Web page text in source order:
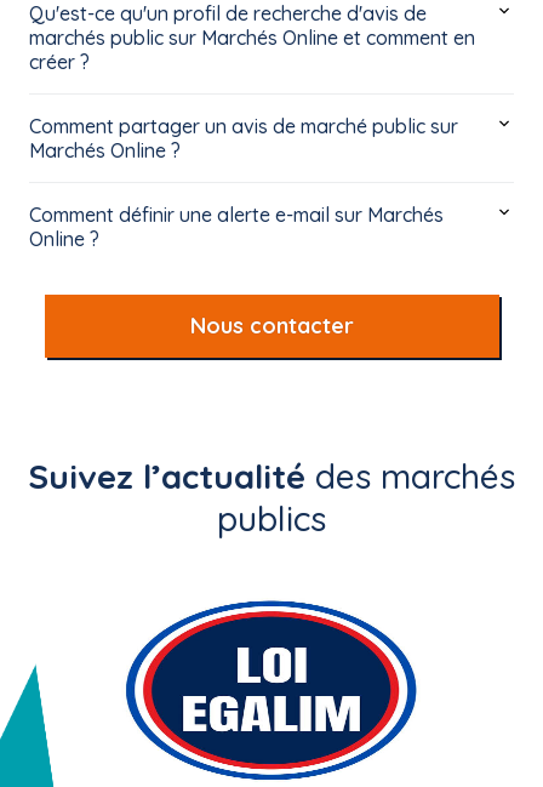
Qu'est-ce qu'un profil de recherche d'avis de
marchés public sur Marchés Online et comment en
créer ?
Comment partager un avis de marché public sur
Marchés Online ?
Comment définir une alerte e-mail sur Marchés
Online ?
Nous contacter
Suivez l’actualité des marchés
publics